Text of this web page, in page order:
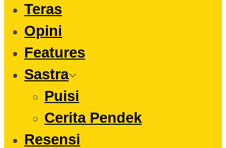
Teras
Opini
Features
Sastra
Puisi
Cerita Pendek
Resensi